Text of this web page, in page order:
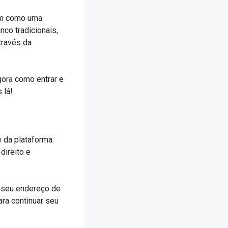
como uma
tradicionais,
da
como entrar e
lá!
plataforma:
direito e
endereço de
continuar seu